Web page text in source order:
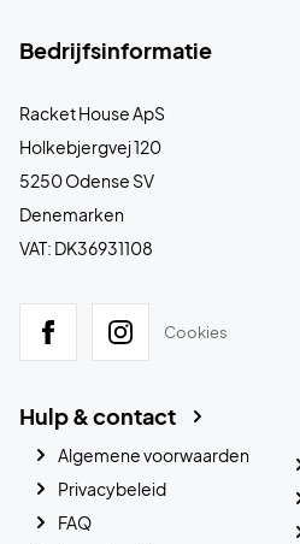
Bedrijfsinformatie
Racket House ApS
Holkebjergvej 120
5250 Odense SV
Denemarken
VAT: DK36931108
Cookies
Hulp & contact
Algemene voorwaarden
Privacybeleid
FAQ